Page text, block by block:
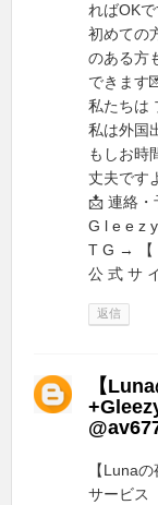
ればOK
初めての
のある方
できます
私たちは
私は外国
もしお時
丈夫です
📩 連絡・
G l e e z
T G → 【
公 式 サ
返信
【
【Luna
サービス